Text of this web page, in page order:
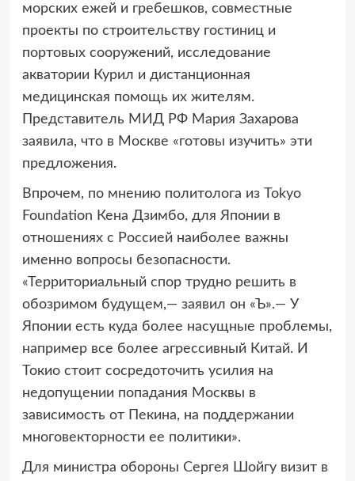
морских ежей и гребешков, совместные
проекты по строительству гостиниц и
портовых сооружений, исследование
акватории Курил и дистанционная
медицинская помощь их жителям.
Представитель МИД РФ Мария Захарова
заявила, что в Москве «готовы изучить» эти
предложения.
Впрочем, по мнению политолога из Tokyo
Foundation Кена Дзимбо, для Японии в
отношениях с Россией наиболее важны
именно вопросы безопасности.
«Территориальный спор трудно решить в
обозримом будущем,— заявил он «Ъ».— У
Японии есть куда более насущные проблемы,
например все более агрессивный Китай. И
Токио стоит сосредоточить усилия на
недопущении попадания Москвы в
зависимость от Пекина, на поддержании
многовекторности ее политики».
Для министра обороны Сергея Шойгу визит в